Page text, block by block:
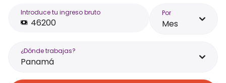
Introduce tu ingreso bruto Por
Mes
¿Dónde trabajas?
Panamá